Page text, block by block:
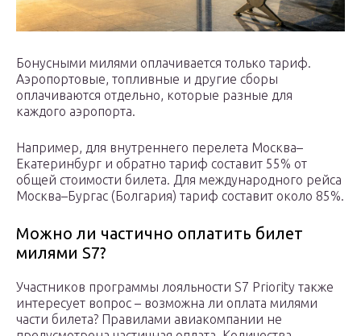
Бонусными милями оплачивается только тариф.
Аэропортовые, топливные и другие сборы
оплачиваются отдельно, которые разные для
каждого аэропорта.
Например, для внутреннего перелета Москва–
Екатеринбург и обратно тариф составит 55% от
общей стоимости билета. Для международного рейса
Москва–Бургас (Болгария) тариф составит около 85%.
Можно ли частично оплатить билет
милями S7?
Участников программы лояльности S7 Priority также
интересует вопрос – возможна ли оплата милями
части билета? Правилами авиакомпании не